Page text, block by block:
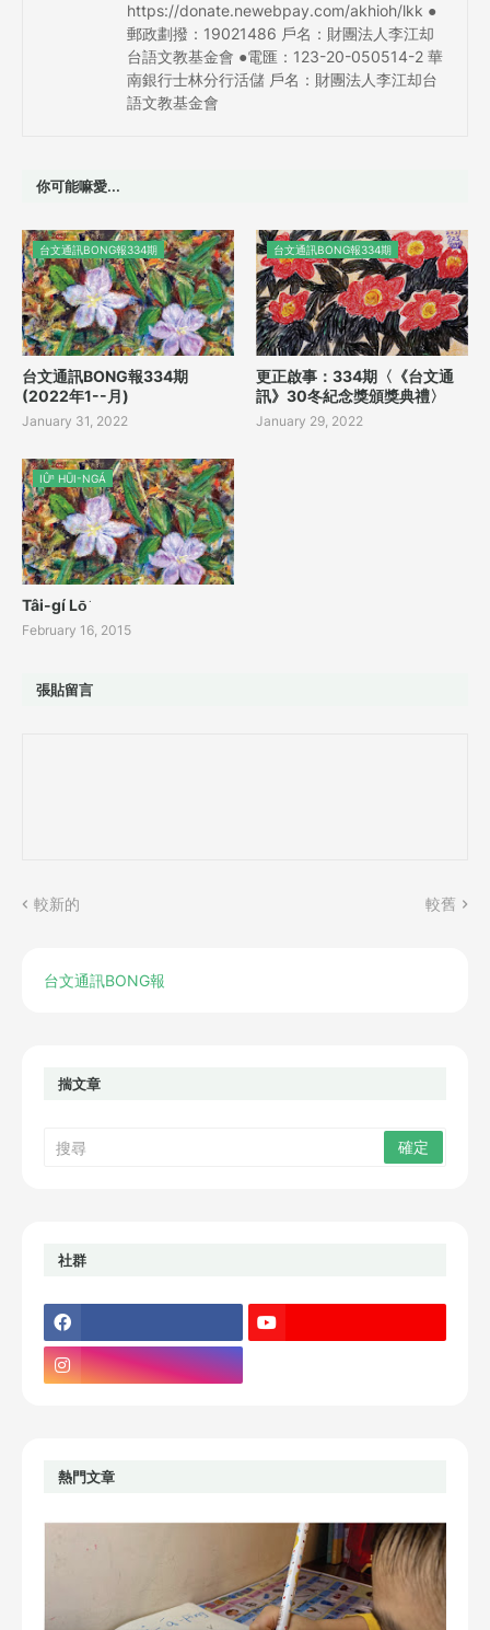
https://donate.newebpay.com/akhioh/lkk ●
郵政劃撥：19021486 戶名：財團法人李江却
台語文教基金會 ●電匯：123-20-050514-2 華
南銀行士林分行活儲 戶名：財團法人李江却台
語文教基金會
你可能嘛愛...
台文通訊BONG報334期
台文通訊BONG報334期
(2022年1--月)
January 31, 2022
台文通訊BONG報334期
更正啟事：334期〈《台文通
訊》30冬紀念獎頒獎典禮〉
January 29, 2022
IÛⁿ HŪI-NGÁ
Tâi-gí Lō͘
February 16, 2015
張貼留言
較新的 較舊
台文通訊BONG報
揣文章
社群
熱門文章